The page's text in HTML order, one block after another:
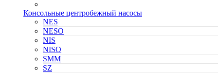
Консольные центробежный насосы
NES
NESO
NIS
NISO
SMM
SZ